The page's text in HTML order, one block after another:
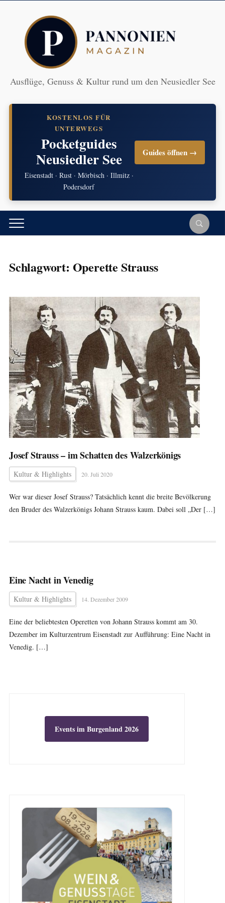
Ausflüge, Genuss & Kultur rund um den Neusiedler See
KOSTENLOS FÜR
UNTERWEGS
Pocketguides
Neusiedler See
Eisenstadt · Rust · Mörbisch · Illmitz ·
Podersdorf
Guides öffnen →
Schlagwort: Operette Strauss
Josef Strauss – im Schatten des Walzerkönigs
Kultur & Highlights 20. Juli 2020
Wer war dieser Josef Strauss? Tatsächlich kennt die breite Bevölkerung
den Bruder des Walzerkönigs Johann Strauss kaum. Dabei soll „Der […]
Eine Nacht in Venedig
Kultur & Highlights 14. Dezember 2009
Eine der beliebtesten Operetten von Johann Strauss kommt am 30.
Dezember im Kulturzentrum Eisenstadt zur Aufführung: Eine Nacht in
Venedig. […]
Events im Burgenland 2026